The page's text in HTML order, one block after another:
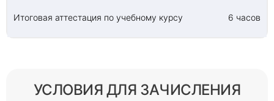
Итоговая аттестация по учебному курсу 6 часов
УСЛОВИЯ ДЛЯ ЗАЧИСЛЕНИЯ